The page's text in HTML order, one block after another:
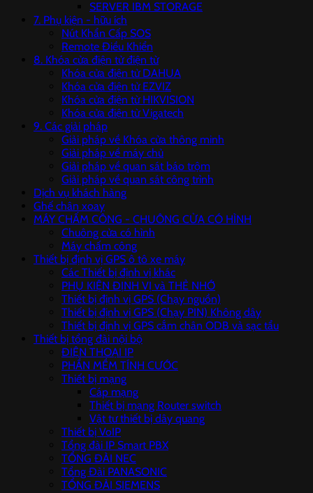
SERVER IBM STORAGE
7. Phụ kiện - hữu ích
Nút Khẩn Cấp SOS
Remote Điều Khiển
8. Khóa cửa điện tử điện từ
Khóa cửa điện tử DAHUA
Khóa cửa điện tử EZVIZ
Khóa cửa điện từ HIKVISION
Khóa cửa điện từ Vigatech
9. Các giải pháp
Giải pháp về Khóa cửa thông minh
Giải pháp về máy chủ
Giải pháp về quan sát báo trộm
Giải pháp về quan sát công trình
Dịch vụ khách hàng
Ghế chân xoay
MÁY CHẤM CÔNG - CHUÔNG CỬA CÓ HÌNH
Chuông cửa có hình
Máy chấm công
Thiết bị định vị GPS ô tô xe máy
Các Thiết bị định vị khác
PHỤ KIỆN ĐỊNH VỊ và THẺ NHỚ
Thiết bị định vị GPS (Chạy nguồn)
Thiết bị định vị GPS (Chạy PIN) Không dây
Thiết bị định vị GPS cắm chân ODB và sạc tẩu
Thiết bị tổng đài nội bộ
ĐIỆN THOẠI IP
PHẦN MỀM TÍNH CƯỚC
Thiết bị mạng
Cáp mạng
Thiết bị mạng Router switch
Vật tư thiết bị dây quang
Thiết bị VoIP
Tổng đài IP Smart PBX
TỔNG ĐÀI NEC
Tổng Đài PANASONIC
TỔNG ĐÀI SIEMENS